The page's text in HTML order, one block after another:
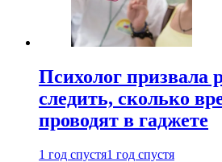
Психолог призвала
следить, сколько
проводят в гаджете
1 год спустя1 год спустя